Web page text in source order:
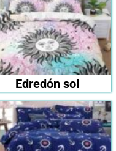
Edredón sol